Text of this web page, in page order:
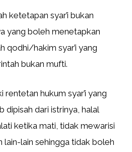
ketetapan syar’i bukan
yang boleh menetapkan
qodhi/hakim syar’i yang
bukan mufti.
rentetan hukum syar’i yang
dipisah dari istrinya, halal
ketika mati, tidak mewarisi
lain-lain sehingga tidak boleh